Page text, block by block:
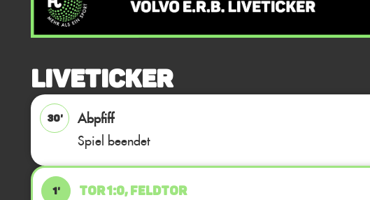
Liveticker
30'
Abpfiff
Spiel beendet
1' TOR 1:0, FELDTOR